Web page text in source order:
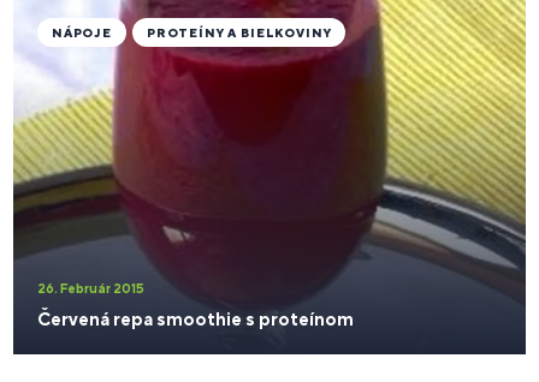
26. Február 2015
Červená repa smoothie s proteínom
NÁPOJE PROTEÍNY A BIELKOVINY